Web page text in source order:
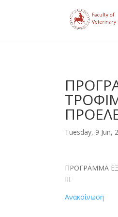
Tuesday, 9 Jun,
ΠΡΟΓΡΑΜΜΑ
ΙΙΙ
Ανακοίνωση